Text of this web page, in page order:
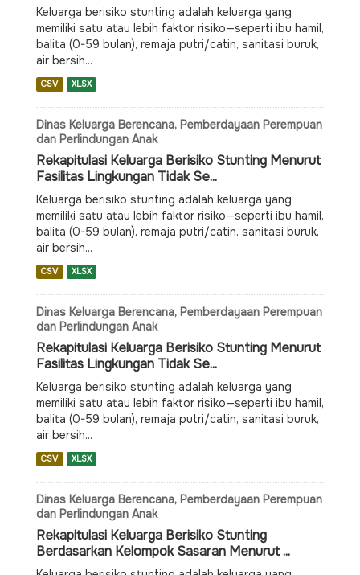
Keluarga berisiko stunting adalah keluarga yang
memiliki satu atau lebih faktor risiko—seperti ibu hamil,
balita (0-59 bulan), remaja putri/catin, sanitasi buruk,
air bersih...
CSV XLSX
Dinas Keluarga Berencana, Pemberdayaan Perempuan
dan Perlindungan Anak
Rekapitulasi Keluarga Berisiko Stunting Menurut
Fasilitas Lingkungan Tidak Se...
Keluarga berisiko stunting adalah keluarga yang
memiliki satu atau lebih faktor risiko—seperti ibu hamil,
balita (0-59 bulan), remaja putri/catin, sanitasi buruk,
air bersih...
CSV XLSX
Dinas Keluarga Berencana, Pemberdayaan Perempuan
dan Perlindungan Anak
Rekapitulasi Keluarga Berisiko Stunting Menurut
Fasilitas Lingkungan Tidak Se...
Keluarga berisiko stunting adalah keluarga yang
memiliki satu atau lebih faktor risiko—seperti ibu hamil,
balita (0-59 bulan), remaja putri/catin, sanitasi buruk,
air bersih...
CSV XLSX
Dinas Keluarga Berencana, Pemberdayaan Perempuan
dan Perlindungan Anak
Rekapitulasi Keluarga Berisiko Stunting
Berdasarkan Kelompok Sasaran Menurut ...